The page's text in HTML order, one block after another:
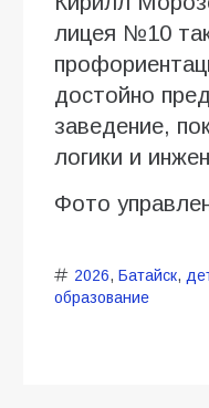
лицея №10
достойно
заведение,
логики и
Фото
2026, Батайск,
образование